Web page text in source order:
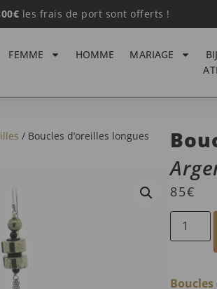
les frais de port sont offerts !
FEMME HOMME MARIAGE
/ Boucles d’oreilles longues
85€
Boucles